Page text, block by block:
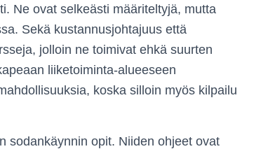
Ne ovat selkeästi määriteltyjä, mutta
Sekä kustannusjohtajuus että
jolloin ne toimivat ehkä suurten
liiketoiminta-alueeseen
koska silloin myös kilpailu
sodankäynnin opit. Niiden ohjeet ovat